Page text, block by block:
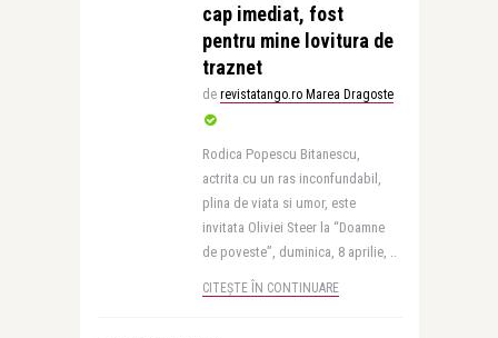
cap imediat, fost
pentru mine lovitura de
traznet
de revistatango.ro Marea Dragoste
Rodica Popescu Bitanescu,
actrita cu un ras inconfundabil,
plina de viata si umor, este
invitata Oliviei Steer la “Doamne
de poveste”, duminica, 8 aprilie, ..
CITEȘTE ÎN CONTINUARE